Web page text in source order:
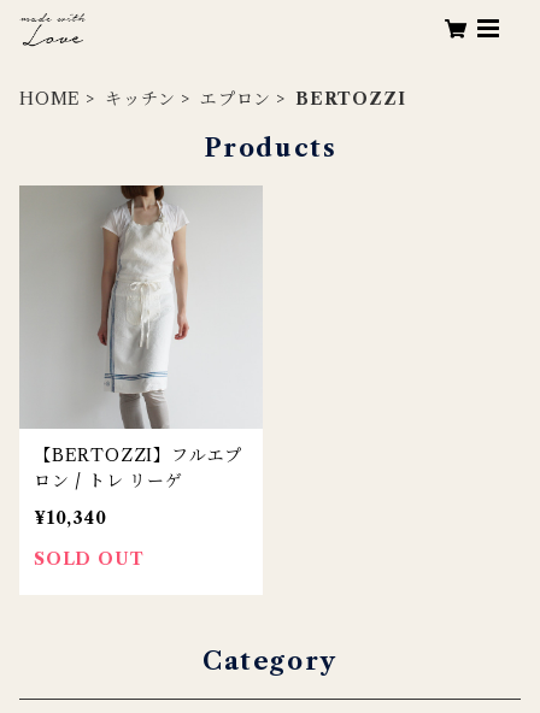
HOME キッチン エプロン BERTOZZI
Products
【BERTOZZI】フルエプ
ロン / トレ リーゲ
¥10,340
SOLD OUT
Category